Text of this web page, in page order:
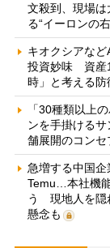
文殺到、現場
る“イーロンの
キオクシアなど
投資妙味 資産
時」と考える
「30種類以上
ンを手掛ける
舗展開のコン
急増する中国企
Temu…本社機
う 現地人を隠
懸念も